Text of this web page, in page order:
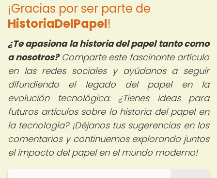
¡Gracias por ser parte de
HistoriaDelPapel!
¿Te apasiona la historia del papel tanto como
a nosotros? Comparte este fascinante artículo
en las redes sociales y ayúdanos a seguir
difundiendo el legado del papel en la
evolución tecnológica. ¿Tienes ideas para
futuros artículos sobre la historia del papel en
la tecnología? ¡Déjanos tus sugerencias en los
comentarios y continuemos explorando juntos
el impacto del papel en el mundo moderno!